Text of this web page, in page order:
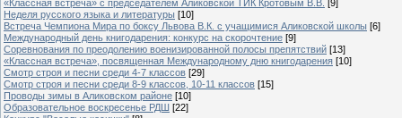
«Классная встреча» с председателем Аликовской ТИК Кротовым В.В. [9]
Неделя русского языка и литературы [10]
Встреча Чемпиона Мира по боксу Львова В.К. с учащимися Аликовской школы [6]
Международный день книгодарения: конкурс на скорочтение [9]
Cоревнования по преодолению военизированной полосы препятствий [13]
«Классная встреча», посвященная Международному дню книгодарения [10]
Смотр строя и песни среди 4-7 классов [29]
Смотр строя и песни среди 8-9 классов, 10-11 классов [15]
Проводы зимы в Аликовском районе [10]
Образовательное воскресенье РДШ [22]